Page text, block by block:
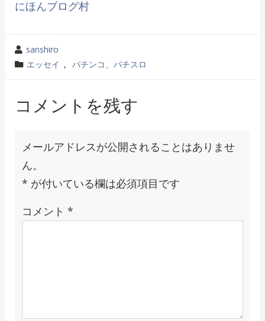
にほんブログ村
投
稿
者
sanshiro
カ
テ
リ
エッセイ , パチンコ、パチスロ
コメントを残す
メールアドレスが公開されることはありませ
ん。
* が付いている欄は必須項目です
コメント *